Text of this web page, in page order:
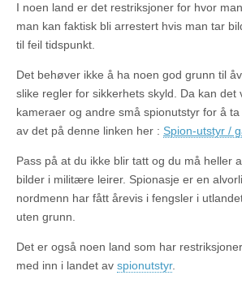
I noen land er det restriksjoner for hvor
man kan faktisk bli arrestert hvis man tar
til feil tidspunkt.
Det behøver ikke å ha noen god grunn til
slike regler for sikkerhets skyld. Da kan
kameraer og andre små spionutstyr for å
av det på denne linken her : Spion-utstyr /
Pass på at du ikke blir tatt og du må heller
bilder i militære leirer. Spionasje er en
nordmenn har fått årevis i fengsler i
uten grunn.
Det er også noen land som har
med inn i landet av spionutstyr.